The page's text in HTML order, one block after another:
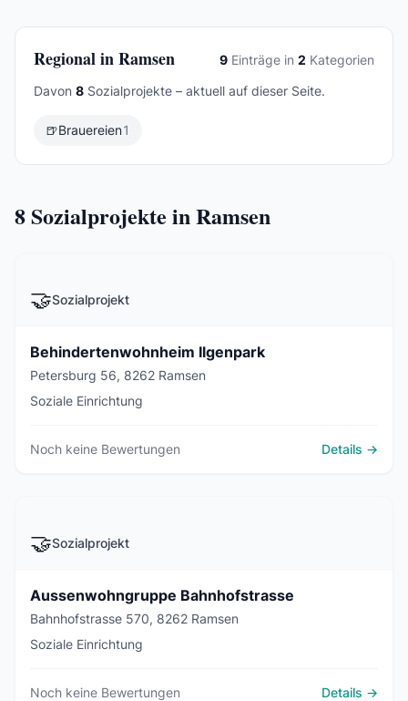
Regional in Ramsen 9 Einträge in 2 Kategorien
Davon 8 Sozialprojekte – aktuell auf dieser Seite.
🍺Brauereien1
8Sozialprojekte in Ramsen
🤝Sozialprojekt
Behindertenwohnheim Ilgenpark
Petersburg 56, 8262 Ramsen
Soziale Einrichtung
Noch keine Bewertungen Details →
🤝Sozialprojekt
Aussenwohngruppe Bahnhofstrasse
Bahnhofstrasse 570, 8262 Ramsen
Soziale Einrichtung
Noch keine Bewertungen Details →